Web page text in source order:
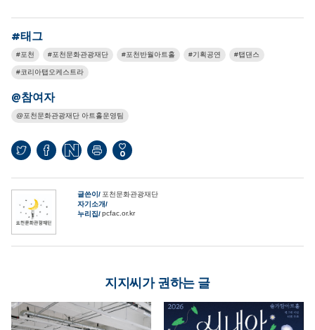
#태그
포천 포천문화관광재단 포천반월아트홀 기획공연 탭댄스
코리아탭오케스트라
@참여자
포천문화관광재단 아트홀운영팀
0
글쓴이
포천문화관광재단
자기소개
누리집 pcfac.or.kr
지지씨가 권하는 글